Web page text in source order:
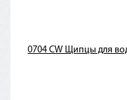
0704 CW Щипцы для